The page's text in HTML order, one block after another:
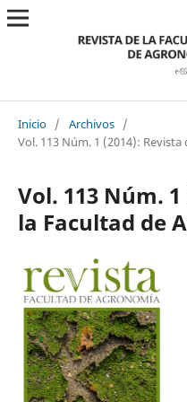
Inicio / Archivos /
Vol. 113 Núm. 1 (2014):
Vol. 113 Núm.
la Facultad de